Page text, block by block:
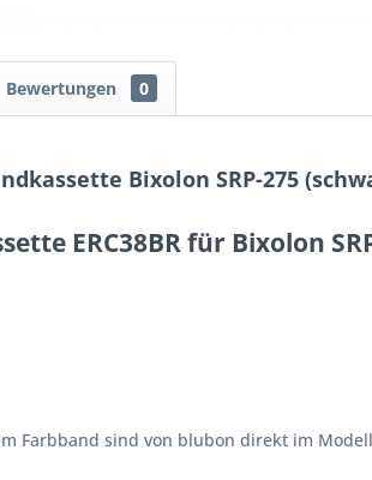
Bewertungen 0
Bixolon SRP-275
ERC38BR für Bixolon
Farbband sind von blubon direkt im